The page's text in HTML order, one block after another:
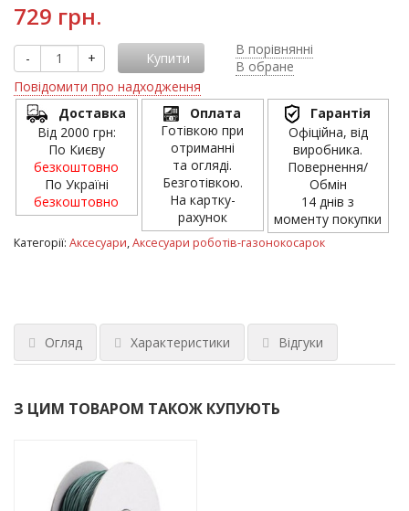
729 грн.
- +
Купити
Повідомити про надходження
В порівнянні
В обране
Доставка
Від 2000 грн:
По Києву
безкоштовно
По Україні
безкоштовно
Оплата
Готівкою при
отриманні
та огляді.
Безготівкою.
На картку-
рахунок
Гарантія
Офіційна, від
виробника.
Повернення/
Обмін
14 днів з
моменту покупки
Категорії: Аксесуари,Аксесуари роботів-газонокосарок
Огляд Характеристики Відгуки
З ЦИМ ТОВАРОМ ТАКОЖ КУПУЮТЬ